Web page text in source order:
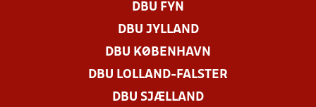
DBU FYN
DBU JYLLAND
DBU KØBENHAVN
DBU LOLLAND-FALSTER
DBU SJÆLLAND